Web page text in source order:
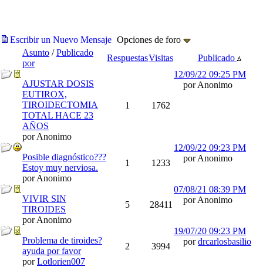
Escribir un Nuevo Mensaje Opciones de foro
Asunto /Publicado
por
RespuestasVisitas Publicado
AJUSTAR DOSIS
EUTIROX,
TIROIDECTOMIA
TOTAL HACE 23
AÑOS
por Anonimo
1 1762
12/09/22 09:25 PM
por Anonimo
Posible diagnóstico???
Estoy muy nerviosa.
por Anonimo
1 1233
12/09/22 09:23 PM
por Anonimo
VIVIR SIN
TIROIDES
por Anonimo
5 28411
07/08/21 08:39 PM
por Anonimo
Problema de tiroides?
ayuda por favor
porLotlorien007
2 3994
19/07/20 09:23 PM
pordrcarlosbasilio